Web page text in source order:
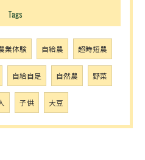
Tags
業体験 自給農 超時短農
自給自足 自然農 野菜
子供 大豆